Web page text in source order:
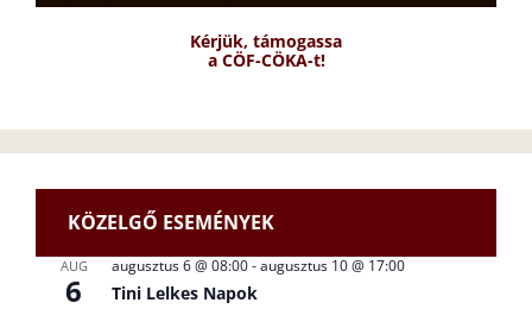
Kérjük, támogassa
a CÖF-CÖKA-t!
KÖZELGŐ ESEMÉNYEK
AUG
6
augusztus 6 @ 08:00-augusztus 10 @ 17:00
Tini Lelkes Napok